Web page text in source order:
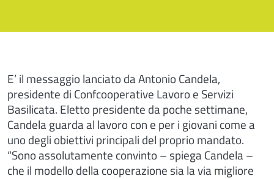
E’ il messaggio lanciato da Antonio Candela,
presidente di Confcooperative Lavoro e Servizi
Basilicata. Eletto presidente da poche settimane,
Candela guarda al lavoro con e per i giovani come a
uno degli obiettivi principali del proprio mandato.
“Sono assolutamente convinto – spiega Candela –
che il modello della cooperazione sia la via migliore